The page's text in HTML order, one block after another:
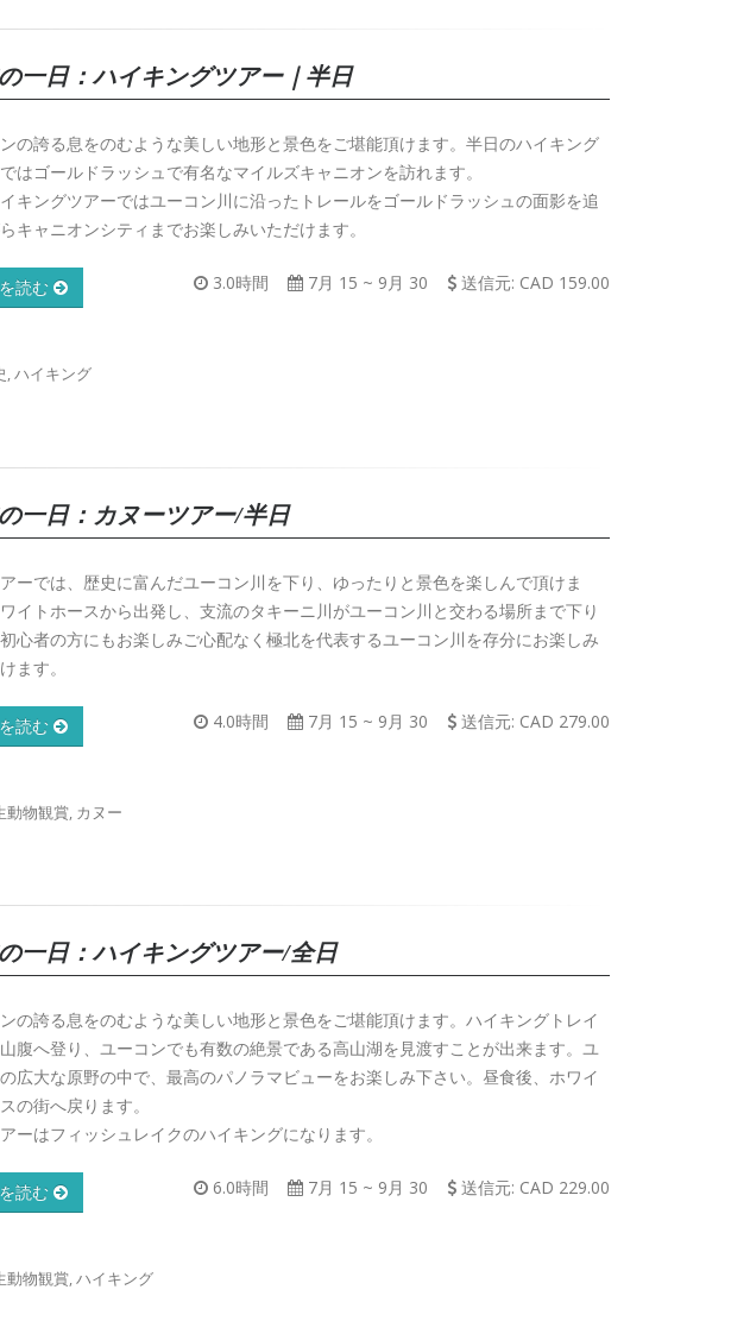
一日：ハイキングツアー｜半日
の誇る息をのむような美しい地形と景色をご堪能頂けます。半日のハイキング
はゴールドラッシュで有名なマイルズキャニオンを訪れます。
キングツアーではユーコン川に沿ったトレールをゴールドラッシュの面影を追
キャニオンシティまでお楽しみいただけます。
3.0時間 7月 15 ~ 9月 30 送信元: CAD 159.00
読む
, ハイキング
一日：カヌーツアー/半日
ーでは、歴史に富んだユーコン川を下り、ゆったりと景色を楽しんで頂けま
イトホースから出発し、支流のタキーニ川がユーコン川と交わる場所まで下り
心者の方にもお楽しみご心配なく極北を代表するユーコン川を存分にお楽しみ
ます。
4.0時間 7月 15 ~ 9月 30 送信元: CAD 279.00
読む
動物観賞, カヌー
一日：ハイキングツアー/全日
の誇る息をのむような美しい地形と景色をご堪能頂けます。ハイキングトレイ
腹へ登り、ユーコンでも有数の絶景である高山湖を見渡すことが出来ます。ユ
広大な原野の中で、最高のパノラマビューをお楽しみ下さい。昼食後、ホワイ
の街へ戻ります。
ーはフィッシュレイクのハイキングになります。
6.0時間 7月 15 ~ 9月 30 送信元: CAD 229.00
読む
動物観賞, ハイキング